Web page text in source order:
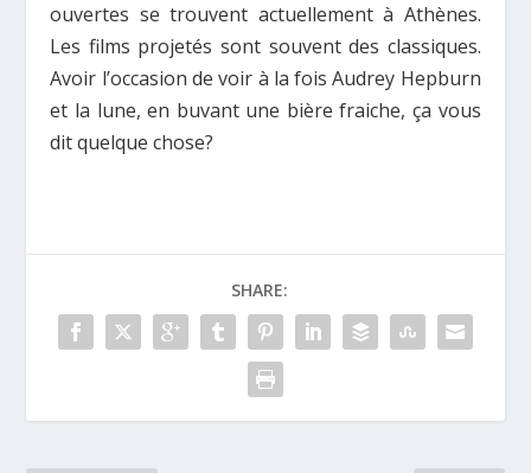
ouvertes se trouvent actuellement à Athènes.
Les films projetés sont souvent des classiques.
Avoir l’occasion de voir à la fois Audrey Hepburn
et la lune, en buvant une bière fraiche, ça vous
dit quelque chose?
SHARE: